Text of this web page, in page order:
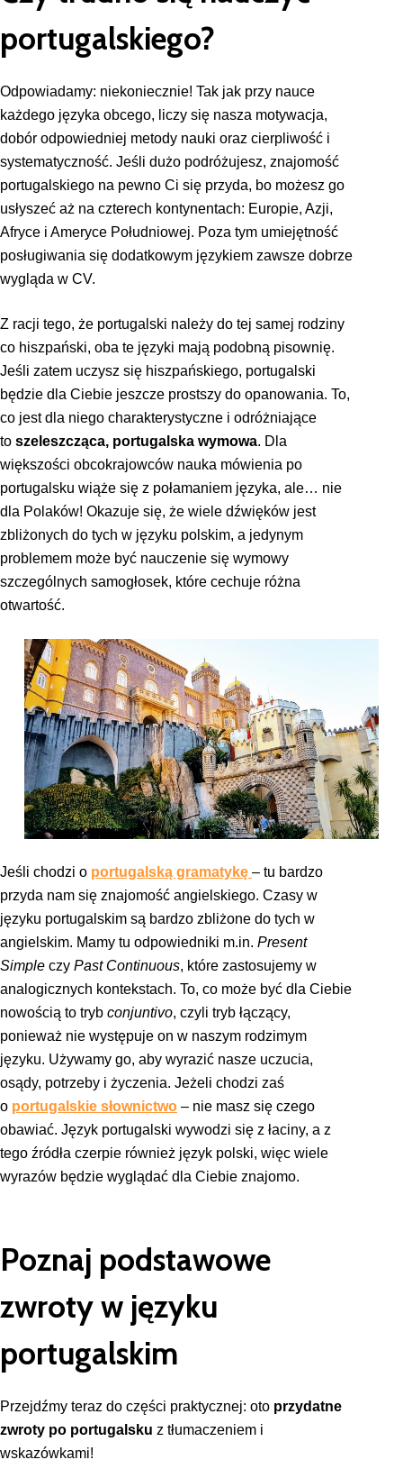
portugalskiego?
Odpowiadamy: niekoniecznie! Tak jak przy nauce
każdego języka obcego, liczy się nasza motywacja,
dobór odpowiedniej metody nauki oraz cierpliwość i
systematyczność. Jeśli dużo podróżujesz, znajomość
portugalskiego na pewno Ci się przyda, bo możesz go
usłyszeć aż na czterech kontynentach: Europie, Azji,
Afryce i Ameryce Południowej. Poza tym umiejętność
posługiwania się dodatkowym językiem zawsze dobrze
wygląda w CV.
Z racji tego, że portugalski należy do tej samej rodziny
co hiszpański, oba te języki mają podobną pisownię.
Jeśli zatem uczysz się hiszpańskiego, portugalski
będzie dla Ciebie jeszcze prostszy do opanowania. To,
co jest dla niego charakterystyczne i odróżniające
to szeleszcząca, portugalska wymowa. Dla
większości obcokrajowców nauka mówienia po
portugalsku wiąże się z połamaniem języka, ale… nie
dla Polaków! Okazuje się, że wiele dźwięków jest
zbliżonych do tych w języku polskim, a jedynym
problemem może być nauczenie się wymowy
szczególnych samogłosek, które cechuje różna
otwartość.
Jeśli chodzi o portugalską gramatykę – tu bardzo
przyda nam się znajomość angielskiego. Czasy w
języku portugalskim są bardzo zbliżone do tych w
angielskim. Mamy tu odpowiedniki m.in. Present
Simple czy Past Continuous, które zastosujemy w
analogicznych kontekstach. To, co może być dla Ciebie
nowością to tryb conjuntivo, czyli tryb łączący,
ponieważ nie występuje on w naszym rodzimym
języku. Używamy go, aby wyrazić nasze uczucia,
osądy, potrzeby i życzenia. Jeżeli chodzi zaś
o portugalskie słownictwo – nie masz się czego
obawiać. Język portugalski wywodzi się z łaciny, a z
tego źródła czerpie również język polski, więc wiele
wyrazów będzie wyglądać dla Ciebie znajomo.
Poznaj podstawowe
zwroty w języku
portugalskim
Przejdźmy teraz do części praktycznej: oto przydatne
zwroty po portugalsku z tłumaczeniem i
wskazówkami!